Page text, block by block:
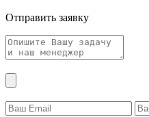
Отправить заявку